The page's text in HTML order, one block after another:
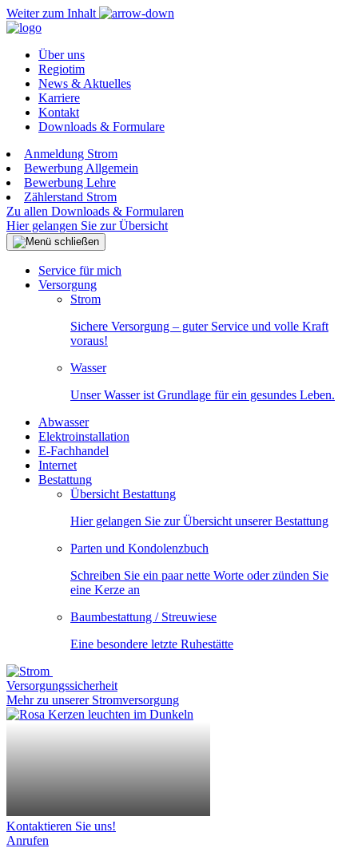
Weiter zum Inhalt
Über uns
Regiotim
News & Aktuelles
Karriere
Kontakt
Downloads & Formulare
Anmeldung Strom
Bewerbung Allgemein
Bewerbung Lehre
Zählerstand Strom
Zu allen Downloads & Formularen
Hier gelangen Sie zur Übersicht
Service für mich
Versorgung
Strom
Sichere Versorgung – guter Service und volle Kraft
voraus!
Wasser
Unser Wasser ist Grundlage für ein gesundes Leben.
Abwasser
Elektroinstallation
E-Fachhandel
Internet
Bestattung
Übersicht Bestattung
Hier gelangen Sie zur Übersicht unserer Bestattung
Parten und Kondolenzbuch
Schreiben Sie ein paar nette Worte oder zünden Sie
eine Kerze an
Baumbestattung / Streuwiese
Eine besondere letzte Ruhestätte
Versorgungssicherheit
Mehr zu unserer Stromversorgung
Kontaktieren Sie uns!
Anrufen